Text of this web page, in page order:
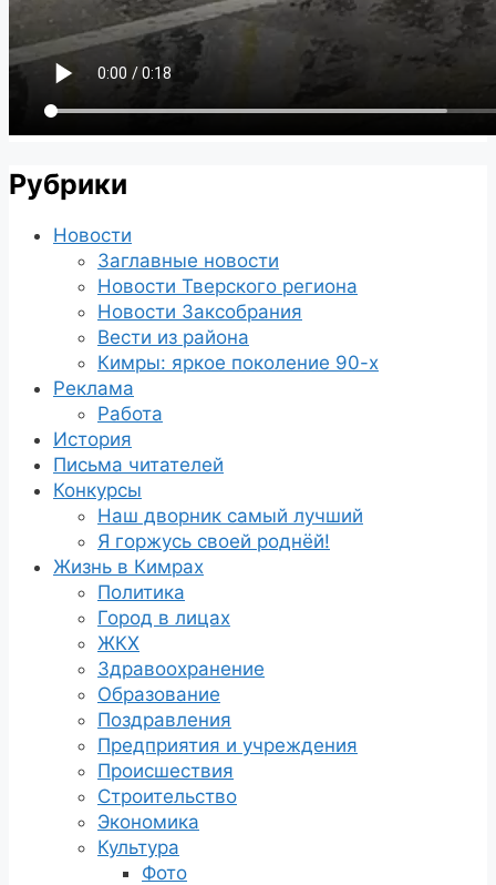
Рубрики
Новости
Заглавные новости
Новости Тверского региона
Новости Заксобрания
Вести из района
Кимры: яркое поколение 90-х
Реклама
Работа
История
Письма читателей
Конкурсы
Наш дворник самый лучший
Я горжусь своей роднёй!
Жизнь в Кимрах
Политика
Город в лицах
ЖКХ
Здравоохранение
Образование
Поздравления
Предприятия и учреждения
Происшествия
Строительство
Экономика
Культура
Фото